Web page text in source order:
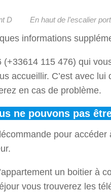
D En haut de l’escalier
informations
115 476) qui
accueillir. C’est avec
en cas de problème.
ne pouvons pas
pour
un boitier à
vous trouverez les